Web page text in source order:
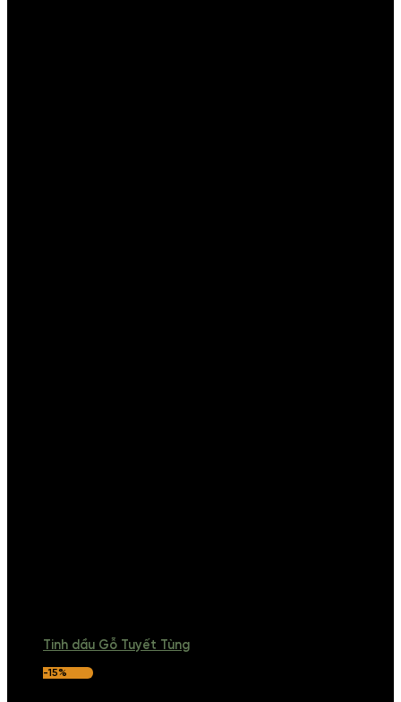
Tinh dầu Gỗ Tuyết Tùng
-15%